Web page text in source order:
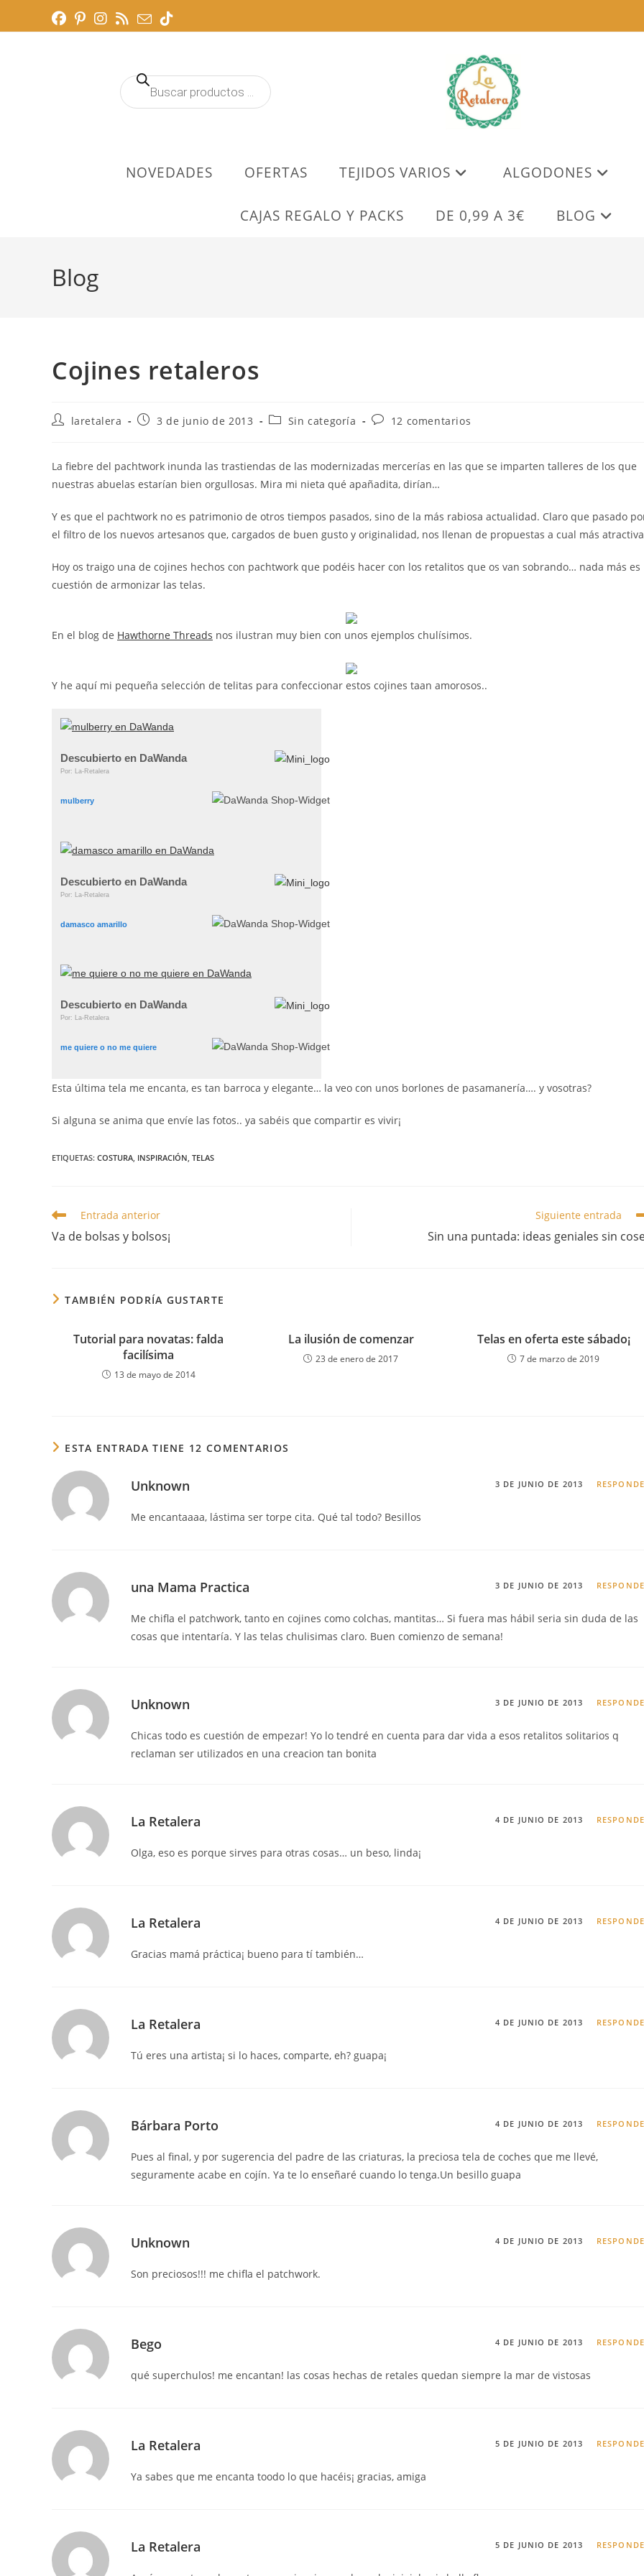
Búsqueda
de
NOVEDADES OFERTAS TEJIDOS VARIOS ALGODONES
CAJAS REGALO Y PACKS DE 0,99 A 3€ BLOG
Blog
Cojines retaleros
Autor
entrada:
laretalera
Publicación
entrada:
3 de junio de 2013
Categoría
entrada:
Sin categoría
Comentarios
12 comentarios
La fiebre del pachtwork inunda las trastiendas de las modernizadas mercerías en las que se imparten talleres de los que
nuestras abuelas estarían bien orgullosas. Mira mi nieta qué apañadita, dirían…
Y es que el pachtwork no es patrimonio de otros tiempos pasados, sino de la más rabiosa actualidad. Claro que pasado
el filtro de los nuevos artesanos que, cargados de buen gusto y originalidad, nos llenan de propuestas a cual más
Hoy os traigo una de cojines hechos con pachtwork que podéis hacer con los retalitos que os van sobrando… nada más es
cuestión de armonizar las telas.
En el blog de Hawthorne Threads nos ilustran muy bien con unos ejemplos chulísimos.
Y he aquí mi pequeña selección de telitas para confeccionar estos cojines taan amorosos..
Descubierto en DaWanda
Por: La-Retalera
mulberry
Descubierto en DaWanda
Por: La-Retalera
damasco amarillo
Descubierto en DaWanda
Por: La-Retalera
me quiere o no me quiere
Esta última tela me encanta, es tan barroca y elegante… la veo con unos borlones de pasamanería…. y vosotras?
Si alguna se anima que envíe las fotos.. ya sabéis que compartir es vivir¡
ETIQUETAS: COSTURA, INSPIRACIÓN, TELAS
Leer
artículos
Entrada anterior
Va de bolsas y bolsos¡
Siguiente entrada
Sin una puntada: ideas geniales sin
TAMBIÉN PODRÍA GUSTARTE
Tutorial para novatas: falda
facilísima
13 de mayo de 2014
La ilusión de comenzar
23 de enero de 2017
Telas en oferta este sábado¡
7 de marzo de 2019
ESTA ENTRADA TIENE 12 COMENTARIOS
Unknown 3 DE JUNIO DE 2013
Me encantaaaa, lástima ser torpe cita. Qué tal todo? Besillos
una Mama Practica 3 DE JUNIO DE 2013
Me chifla el patchwork, tanto en cojines como colchas, mantitas… Si fuera mas hábil seria sin duda de las
cosas que intentaría. Y las telas chulisimas claro. Buen comienzo de semana!
Unknown 3 DE JUNIO DE 2013
Chicas todo es cuestión de empezar! Yo lo tendré en cuenta para dar vida a esos retalitos solitarios q
reclaman ser utilizados en una creacion tan bonita
La Retalera 4 DE JUNIO DE 2013
Olga, eso es porque sirves para otras cosas… un beso, linda¡
La Retalera 4 DE JUNIO DE 2013
Gracias mamá práctica¡ bueno para tí también…
La Retalera 4 DE JUNIO DE 2013
Tú eres una artista¡ si lo haces, comparte, eh? guapa¡
Bárbara Porto 4 DE JUNIO DE 2013
Pues al final, y por sugerencia del padre de las criaturas, la preciosa tela de coches que me llevé,
seguramente acabe en cojín. Ya te lo enseñaré cuando lo tenga.Un besillo guapa
Unknown 4 DE JUNIO DE 2013
Son preciosos!!! me chifla el patchwork.
Bego 4 DE JUNIO DE 2013
qué superchulos! me encantan! las cosas hechas de retales quedan siempre la mar de vistosas
La Retalera 5 DE JUNIO DE 2013
Ya sabes que me encanta toodo lo que hacéis¡ gracias, amiga
La Retalera 5 DE JUNIO DE 2013